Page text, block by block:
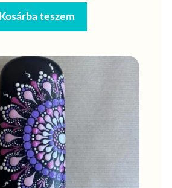
Kosárba teszem